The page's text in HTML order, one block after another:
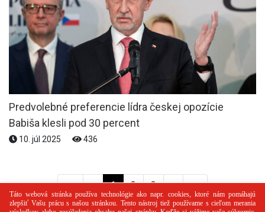
Predvolebné preferencie lídra českej opozície
Babiša klesli pod 30 percent
10. júl 2025 436
<< < 1 2 3 > >>